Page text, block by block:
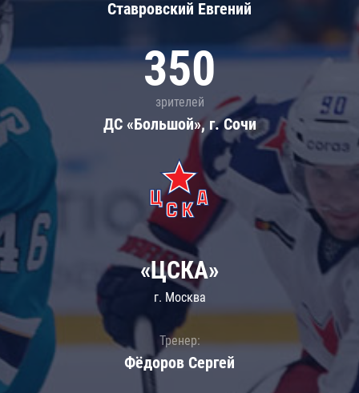
Ставровский Евгений
350
зрителей
ДС «Большой», г. Сочи
«ЦСКА»
г. Москва
Тренер:
Фёдоров Сергей